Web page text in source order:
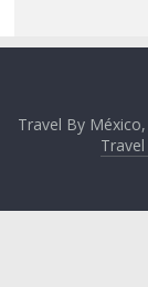
Travel By